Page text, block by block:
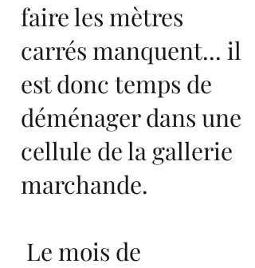
faire les mètres
carrés manquent... il
est donc temps de
déménager dans une
cellule de la gallerie
marchande.
Le mois de